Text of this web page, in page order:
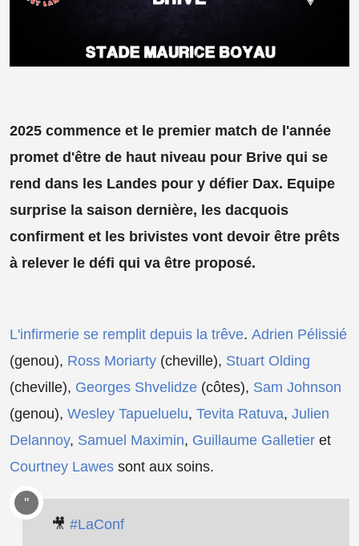
2025 commence et le premier match de l'année
promet d'être de haut niveau pour Brive qui se
rend dans les Landes pour y défier Dax. Equipe
surprise la saison dernière, les dacquois
confirment et les brivistes vont devoir être prêts
à relever le défi qui va être proposé.
L'infirmerie se remplit depuis la trêve. Adrien Pélissié
(genou), Ross Moriarty (cheville), Stuart Olding
(cheville), Georges Shvelidze (côtes), Sam Johnson
(genou), Wesley Tapueluelu, Tevita Ratuva, Julien
Delannoy, Samuel Maximin, Guillaume Galletier et
Courtney Lawes sont aux soins.
🎥 #LaConf